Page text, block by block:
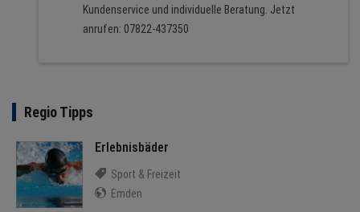
Kundenservice und individuelle Beratung. Jetzt
anrufen: 07822-437350
Regio Tipps
Erlebnisbäder
Sport & Freizeit
Emden